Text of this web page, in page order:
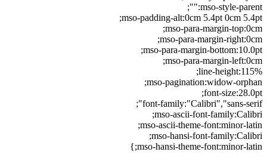
mso-style-parent:"";
mso-padding-alt:0cm 5.4pt 0cm 5.4pt;
mso-para-margin-top:0cm;
mso-para-margin-right:0cm;
mso-para-margin-bottom:10.0pt;
mso-para-margin-left:0cm;
line-height:115%;
mso-pagination:widow-orphan;
font-size:28.0pt;
font-family:"Calibri","sans-serif";
mso-ascii-font-family:Calibri;
mso-ascii-theme-font:minor-latin;
mso-hansi-font-family:Calibri;
mso-hansi-theme-font:minor-latin;}